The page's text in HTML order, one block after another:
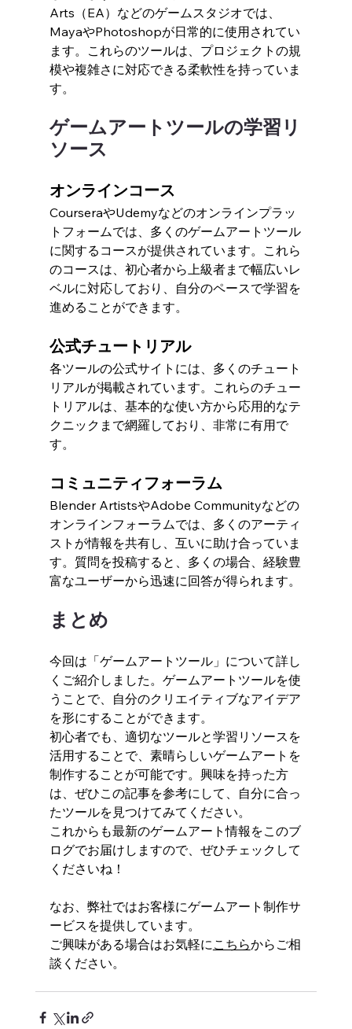
Arts（EA）などのゲームスタジオでは、
MayaやPhotoshopが日常的に使用されてい
ます。これらのツールは、プロジェクトの規
模や複雑さに対応できる柔軟性を持っていま
す。
ゲームアートツールの学習リ
ソース
オンラインコース
CourseraやUdemyなどのオンラインプラッ
トフォームでは、多くのゲームアートツール
に関するコースが提供されています。これら
のコースは、初心者から上級者まで幅広いレ
ベルに対応しており、自分のペースで学習を
進めることができます。
公式チュートリアル
各ツールの公式サイトには、多くのチュート
リアルが掲載されています。これらのチュー
トリアルは、基本的な使い方から応用的なテ
クニックまで網羅しており、非常に有用で
す。
コミュニティフォーラム
Blender ArtistsやAdobe Communityなどの
オンラインフォーラムでは、多くのアーティ
ストが情報を共有し、互いに助け合っていま
す。質問を投稿すると、多くの場合、経験豊
富なユーザーから迅速に回答が得られます。
まとめ
今回は「ゲームアートツール」について詳し
くご紹介しました。ゲームアートツールを使
うことで、自分のクリエイティブなアイデア
を形にすることができます。
初心者でも、適切なツールと学習リソースを
活用することで、素晴らしいゲームアートを
制作することが可能です。興味を持った方
は、ぜひこの記事を参考にして、自分に合っ
たツールを見つけてみてください。
これからも最新のゲームアート情報をこのブ
ログでお届けしますので、ぜひチェックして
くださいね！
なお、弊社ではお客様にゲームアート制作サ
ービスを提供しています。
ご興味がある場合はお気軽に こちらからご相
談ください。